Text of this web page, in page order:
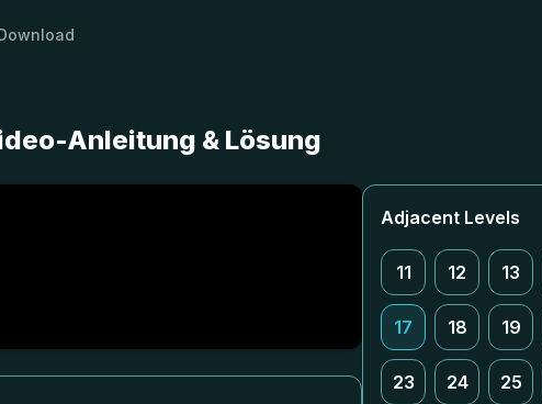
Anleitung & Lösung
Adjacent Levels
11 12 13
17 18 19
23 24 25